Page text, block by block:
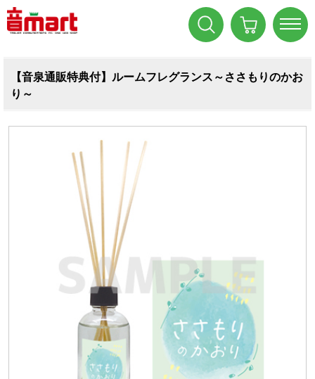
【音泉通販特典付】ルームフレグランス～ささもりのかお
り～